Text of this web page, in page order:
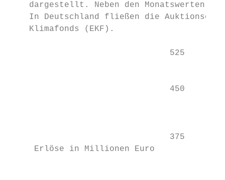
dargestellt. Neben den Monatswerten
In Deutschland fließen die
    Klimafonds (EKF).
525
450
375
     Erlöse in Millionen Euro